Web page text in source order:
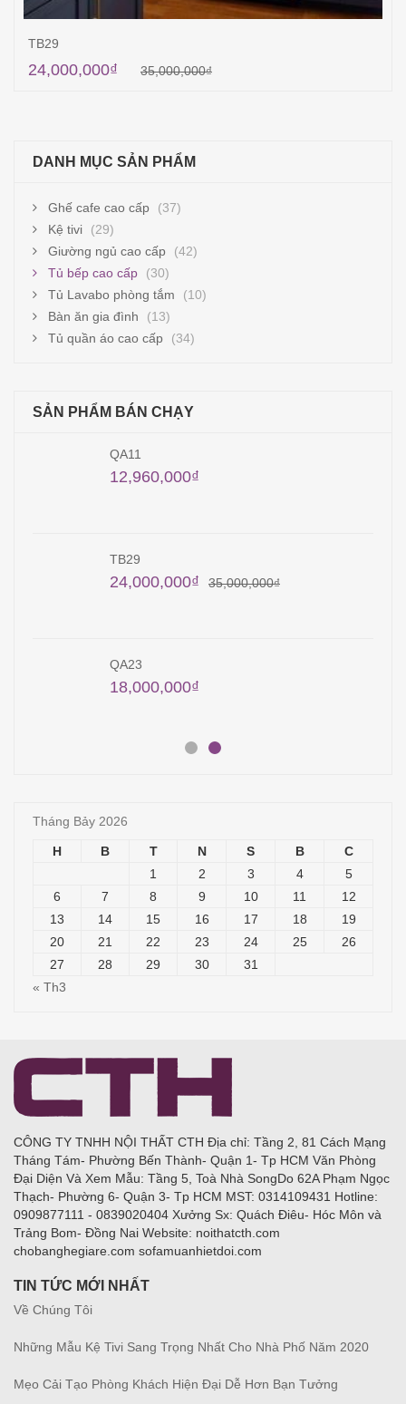
TB29
35,000,000₫
24,000,000₫
DANH MỤC SẢN PHẨM
Ghế cafe cao cấp
(37)
Kệ tivi
(29)
Giường ngủ cao cấp
(42)
Tủ bếp cao cấp
(30)
Tủ Lavabo phòng tắm
(10)
Bàn ăn gia đình
(13)
Tủ quần áo cao cấp
(34)
SẢN PHẨM BÁN CHẠY
QA11
12,960,000₫
TB29
35,000,000₫
24,000,000₫
QA23
18,000,000₫
Tháng Bảy 2026
H B T N S B
C
1
2 3 4
5
6
7 8 9 10 11
12
13
14 15 16 17 18
19
20
21 22 23 24 25
26
27
28 29 30
31
« Th3
CÔNG TY TNHH NỘI THẤT CTH Địa chỉ: Tầng 2, 81 Cách Mạng
Tháng Tám- Phường Bến Thành- Quận 1- Tp HCM Văn Phòng
Đại Diện Và Xem Mẫu: Tầng 5, Toà Nhà SongDo 62A Phạm Ngọc
Thạch- Phường 6- Quận 3- Tp HCM MST: 0314109431 Hotline:
0909877111 - 0839020404 Xưởng Sx: Quách Điêu- Hóc Môn và
Trảng Bom- Đồng Nai Website: noithatcth.com
chobanghegiare.com sofamuanhietdoi.com
TIN TỨC MỚI NHẤT
Về Chúng Tôi
Những Mẫu Kệ Tivi Sang Trọng Nhất Cho Nhà Phố Năm 2020
Mẹo Cải Tạo Phòng Khách Hiện Đại Dễ Hơn Bạn Tưởng